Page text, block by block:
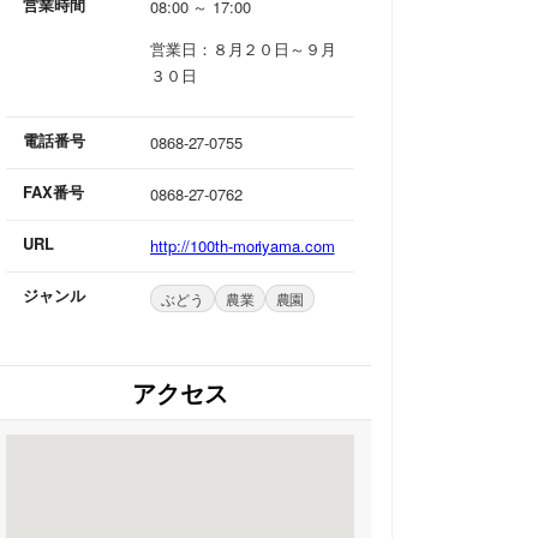
08:00 ～ 17:00
営業日：８月２０日～９月
３０日
電話番号 0868-27-0755
FAX番号 0868-27-0762
URL http://100th-moriyama.com
ジャンル ぶどう 農業 農園
アクセス